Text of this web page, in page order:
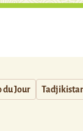
du Jour